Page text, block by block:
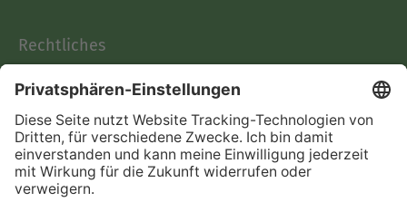
Rechtliches
AGB
Informationen nach Data
Act
Verträge hier kündigen
Impressum